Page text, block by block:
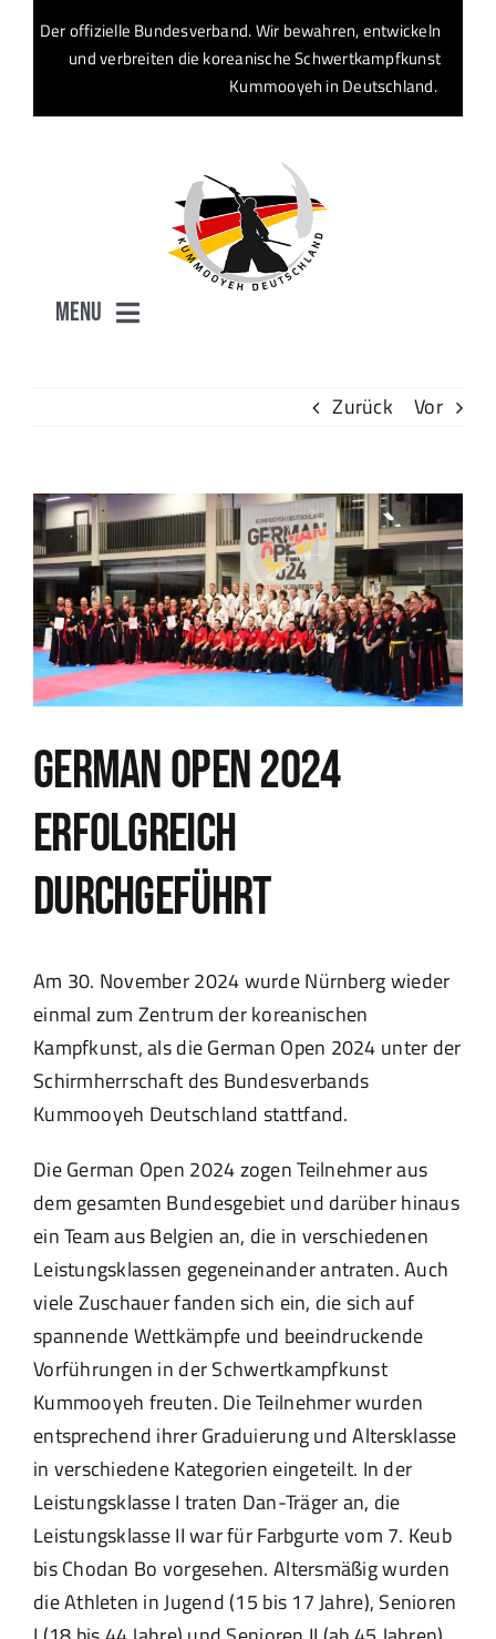
Der offizielle Bundesverband. Wir bewahren, entwickeln
und verbreiten die koreanische Schwertkampfkunst
Kummooyeh in Deutschland.
Menu
Kummooyeh
Standorte
Events
Zurück Vor
Zeige
grösseres
Bild
German Open 2024
erfolgreich
durchgeführt
Am 30. November 2024 wurde Nürnberg wieder
einmal zum Zentrum der koreanischen
Kampfkunst, als die German Open 2024 unter der
Schirmherrschaft des Bundesverbands
Kummooyeh Deutschland stattfand.
Die German Open 2024 zogen Teilnehmer aus
dem gesamten Bundesgebiet und darüber hinaus
ein Team aus Belgien an, die in verschiedenen
Leistungsklassen gegeneinander antraten. Auch
viele Zuschauer fanden sich ein, die sich auf
spannende Wettkämpfe und beeindruckende
Vorführungen in der Schwertkampfkunst
Kummooyeh freuten. Die Teilnehmer wurden
entsprechend ihrer Graduierung und Altersklasse
in verschiedene Kategorien eingeteilt. In der
Leistungsklasse I traten Dan-Träger an, die
Leistungsklasse II war für Farbgurte vom 7. Keub
bis Chodan Bo vorgesehen. Altersmäßig wurden
die Athleten in Jugend (15 bis 17 Jahre), Senioren